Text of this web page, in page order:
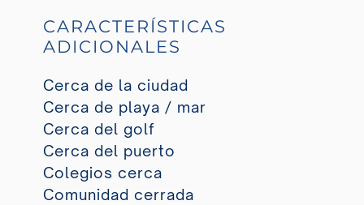
CARACTERÍSTICAS
ADICIONALES
Cerca de la ciudad
Cerca de playa / mar
Cerca del golf
Cerca del puerto
Colegios cerca
Comunidad cerrada